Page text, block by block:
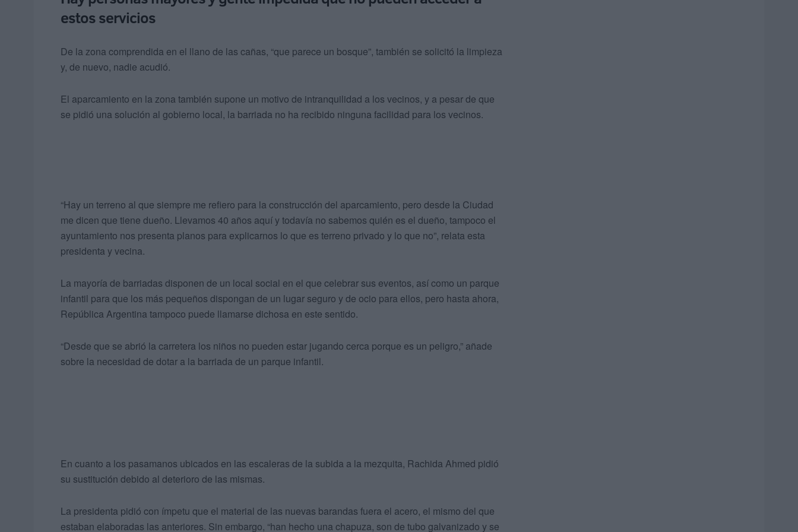
estos servicios
De la zona comprendida en el llano de las cañas, “que parece un bosque”, también se solicitó la limpieza
y, de nuevo, nadie acudió.
El aparcamiento en la zona también supone un motivo de intranquilidad a los vecinos, y a pesar de que
se pidió una solución al gobierno local, la barriada no ha recibido ninguna facilidad para los vecinos.
“Hay un terreno al que siempre me refiero para la construcción del aparcamiento, pero desde la Ciudad
me dicen que tiene dueño. Llevamos 40 años aquí y todavía no sabemos quién es el dueño, tampoco el
ayuntamiento nos presenta planos para explicarnos lo que es terreno privado y lo que no”, relata esta
presidenta y vecina.
La mayoría de barriadas disponen de un local social en el que celebrar sus eventos, así como un parque
infantil para que los más pequeños dispongan de un lugar seguro y de ocio para ellos, pero hasta ahora,
República Argentina tampoco puede llamarse dichosa en este sentido.
“Desde que se abrió la carretera los niños no pueden estar jugando cerca porque es un peligro,” añade
sobre la necesidad de dotar a la barriada de un parque infantil.
En cuanto a los pasamanos ubicados en las escaleras de la subida a la mezquita, Rachida Ahmed pidió
su sustitución debido al deterioro de las mismas.
La presidenta pidió con ímpetu que el material de las nuevas barandas fuera el acero, el mismo del que
estaban elaboradas las anteriores. Sin embargo, “han hecho una chapuza, son de tubo galvanizado y se